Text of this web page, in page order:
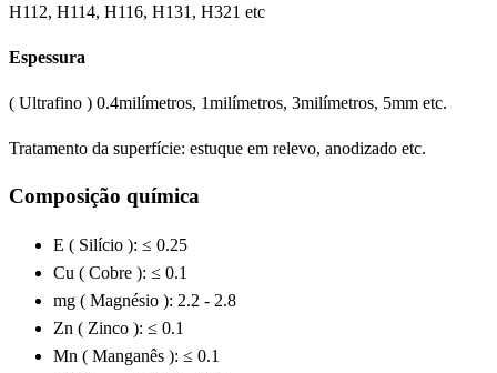
H112, H114, H116, H131, H321 etc
Espessura
( Ultrafino ) 0.4milímetros, 1milímetros, 3milímetros, 5mm etc.
Tratamento da superfície: estuque em relevo, anodizado etc.
Composição química
E ( Silício ): ≤ 0.25
Cu ( Cobre ): ≤ 0.1
mg ( Magnésio ): 2.2 - 2.8
Zn ( Zinco ): ≤ 0.1
Mn ( Manganês ): ≤ 0.1